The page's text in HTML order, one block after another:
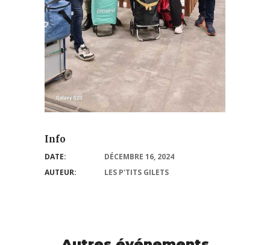
Info
DATE:
DÉCEMBRE 16, 2024
AUTEUR:
LES P'TITS GILETS